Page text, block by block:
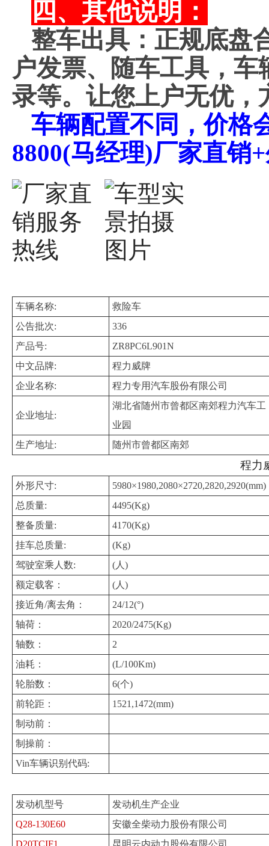
四、其他说明：
整车出具：正规底盘
户发票、随车工具，
录等。让您上户无优，
车辆配置不同，价格
8800(马经理)厂家直销
车辆名称:
救险车
公告批次:
336
产品号:
ZR8PC6L901N
中文品牌:
程力威牌
企业名称:
程力专用汽车股份有限公司
企业地址:
湖北省随州市曾都区南郊程力汽车工
业园
生产地址:
随州市曾都区南郊
程力
外形尺寸:
5980×1980,2080×2720,2820,2920(mm)
总质量:
4495(Kg)
整备质量:
4170(Kg)
挂车总质量:
(Kg)
驾驶室乘人数:
(人)
额定载客：
(人)
接近角/离去角：
24/12(°)
轴荷：
2020/2475(Kg)
轴数：
2
油耗：
(L/100Km)
轮胎数：
6(个)
前轮距：
1521,1472(mm)
制动前：
制操前：
Vin车辆识别代码:
发动机型号
发动机生产企业
Q28-130E60
安徽全柴动力股份有限公司
D20TCIF1
昆明云内动力股份有限公司